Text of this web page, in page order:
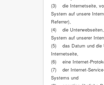
(3) die Internetseite,
System auf unsere
Referrer),
(4) die Unterwebseiten,
System auf unserer
(5) das Datum und die
Internetseite,
(6) eine Internet-
(7) der Internet-
Systems und